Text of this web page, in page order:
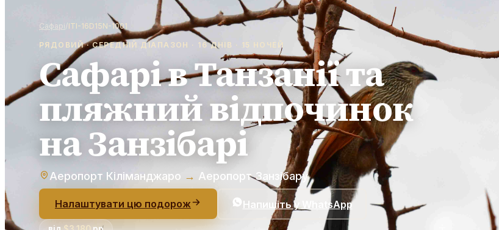
Сафарі/ITI-16D15N-1001
РЯДОВИЙ · СЕРЕДНІЙ ДІАПАЗОН · 16 ДНІВ · 15 НОЧЕЙ
Сафарі в Танзанії та
пляжний відпочинок
на Занзібарі
Аеропорт Кіліманджаро → Аеропорт Занзібару
Налаштувати цю подорож Напишіть у WhatsApp